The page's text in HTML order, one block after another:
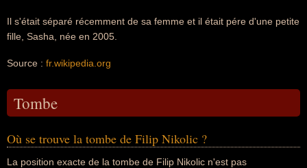
Il s'était séparé récemment de sa femme et il était pére d'une petite
fille, Sasha, née en 2005.
Source : fr.wikipedia.org
Tombe
Où se trouve la tombe de Filip Nikolic ?
La position exacte de la tombe de Filip Nikolic n'est pas